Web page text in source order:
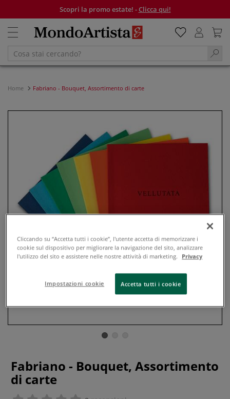
Scopri la promo estate! -Clicca qui!
Home Fabriano - Bouquet, Assortimento di carte
Fabriano - Bouquet, Assortimento
di carte
Cliccando su “Accetta tutti i cookie”, l'utente accetta di memorizzare i
cookie sul dispositivo per migliorare la navigazione del sito, analizzare
l'utilizzo del sito e assistere nelle nostre attività di marketing.
Privacy
Impostazioni cookie Accetta tutti i cookie